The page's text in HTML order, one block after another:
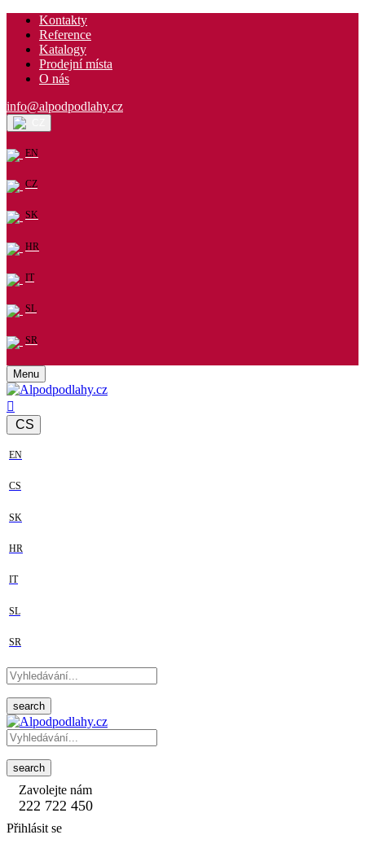
Kontakty
Reference
Katalogy
Prodejní místa
O nás
info@alpodpodlahy.cz
EN
CZ
SK
HR
IT
SL
SR
Menu
CS
EN
CS
SK
HR
IT
SL
SR
search
search
Zavolejte nám
222 722 450
Přihlásit se